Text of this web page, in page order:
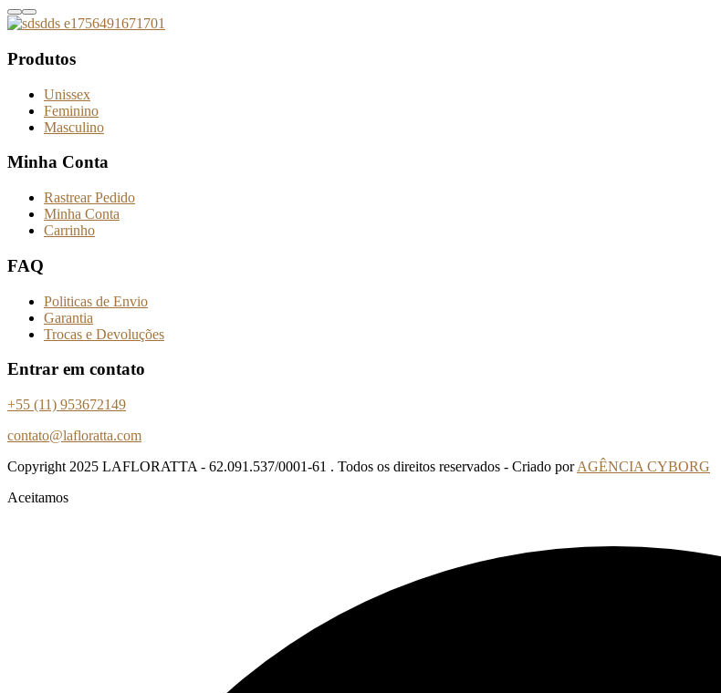
Produtos
Unissex
Feminino
Masculino
Minha Conta
Rastrear Pedido
Minha Conta
Carrinho
FAQ
Politicas de Envio
Garantia
Trocas e Devoluções
Entrar em contato
+55 (11) 953672149
contato@lafloratta.com
Copyright 2025 LAFLORATTA - 62.091.537/0001-61 . Todos os direitos reservados - Criado porAGÊNCIA CYBORG
Aceitamos